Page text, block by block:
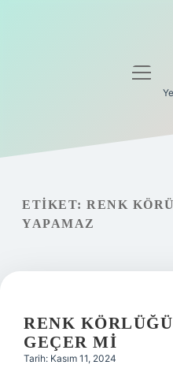
Gizlilik Politikası
Hakkımızda
menüyü
ETIKET: RENK
YAPAMAZ
RENK
GEÇER MI
Tarih: Kasım 11, 2024